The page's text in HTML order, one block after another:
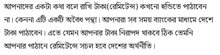
আপনাদের একটা কথা বলে রাখি টাকা(রেমিটেন্স) কখনো হুন্ডিতে পাঠাবেন
না। কেননা এটি একটি অবৈধ পন্থা। আপনারা সব সময় ব্যাংকের মাধ্যমে দেশে
টাকা পাঠাবেন। এতে যেমন আপনার টাকা নিরাপদ থাকবে ঠিক তেমনি
আপনার পাঠানে রেমিটেন্সে সচল হবে দেশের অর্থনীতি।